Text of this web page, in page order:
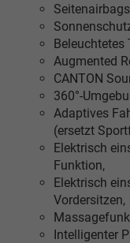
Beleuchtetes
Augmented
CANTON
360°-
Adaptives
(ersetzt
Elektrisch
Funktion,
Elektrisch
Vordersitzen,
Intelligenter